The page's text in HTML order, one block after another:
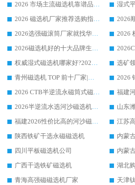
2026 市场主流磁选机靠谱品牌推荐 案例厂家华体会手机网页版-华体会(中国) 大众倾心之选
2026 磁选机厂家推荐选购指南，实地走访参考华体会手机网页版-华体会(中国) 合作口碑表现
2026选强磁滚筒厂家就找华体会手机网页版-华体会(中国) _口碑过硬用料扎实_性价比优势突出
2026磁选机好的十大品牌生产厂家排名|华体会手机网页版-华体会(中国) 凭实力入磅
权威湿式磁选机哪家好?2026 实测榜单出炉，潍坊华体会手机网页版-华体会(中国) 大厂实力领跑
青州磁选机 TOP 前十厂家|靠谱品牌怎么选?潍坊华体会手机网页版-华体会(中国) 实力出圈
2026 CTB半逆流永磁筒式磁选机厂家如何选择，选华体会手机网页版-华体会(中国) 原因，硬核实测不踩坑指南
2026半逆流水选河沙磁选机生产厂家：解锁河沙分选高效新路径
福建2026性价比高的河沙磁选机生产厂家工作原理(通俗 + 专业双版，适配产品文案/介绍使用)
江苏
陕西铁矿干选永磁磁选机
内蒙
四川平板磁选机公司
内蒙
广西干选铁矿磁选机
湖北
青海高强磁磁选机厂家
天津